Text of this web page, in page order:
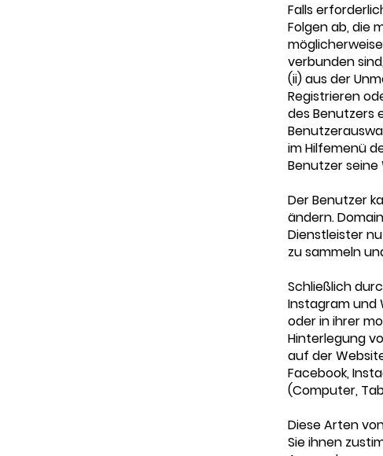
Falls
Folgen ab, die
verbunden
(ii) aus der
Registrieren
des Benutzers
im Hilfemenü
Benutzer seine
Der Benutzer
ändern.
Dienstleister
zu sammeln
Schließlich
Instagram und
oder in ihrer
Hinterlegung
auf der
Facebook,
(Computer,
Diese Arten
Sie ihnen